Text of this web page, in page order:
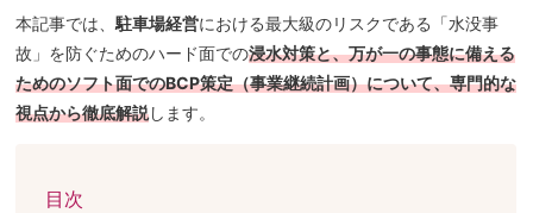
本記事では、駐車場経営における最大級のリスクである「水没事
故」を防ぐためのハード面での浸水対策と、万が一の事態に備える
ためのソフト面でのBCP策定（事業継続計画）について、専門的な
視点から徹底解説します。
目次